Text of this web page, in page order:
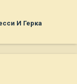
И Герка